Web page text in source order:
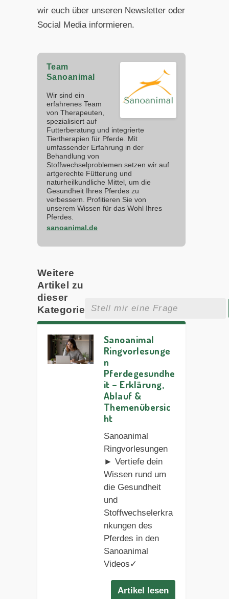
wir euch über unseren Newsletter oder
Social Media informieren.
Team
Sanoanimal
Wir sind ein
erfahrenes Team
von Therapeuten,
spezialisiert auf
Futterberatung und integrierte
Tiertherapien für Pferde. Mit
umfassender Erfahrung in der
Behandlung von
Stoffwechselproblemen setzen wir auf
artgerechte Fütterung und
naturheilkundliche Mittel, um die
Gesundheit Ihres Pferdes zu
verbessern. Profitieren Sie von
unserem Wissen für das Wohl Ihres
Pferdes.
sanoanimal.de
Weitere
Artikel zu
dieser
Kategorie
Sanoanimal
Ringvorlesunge
n
Pferdegesundhe
it – Erklärung,
Ablauf &
Themenübersic
ht
Sanoanimal
Ringvorlesungen
► Vertiefe dein
Wissen rund um
die Gesundheit
und
Stoffwechselerkra
nkungen des
Pferdes in den
Sanoanimal
Videos✓
Artikel lesen